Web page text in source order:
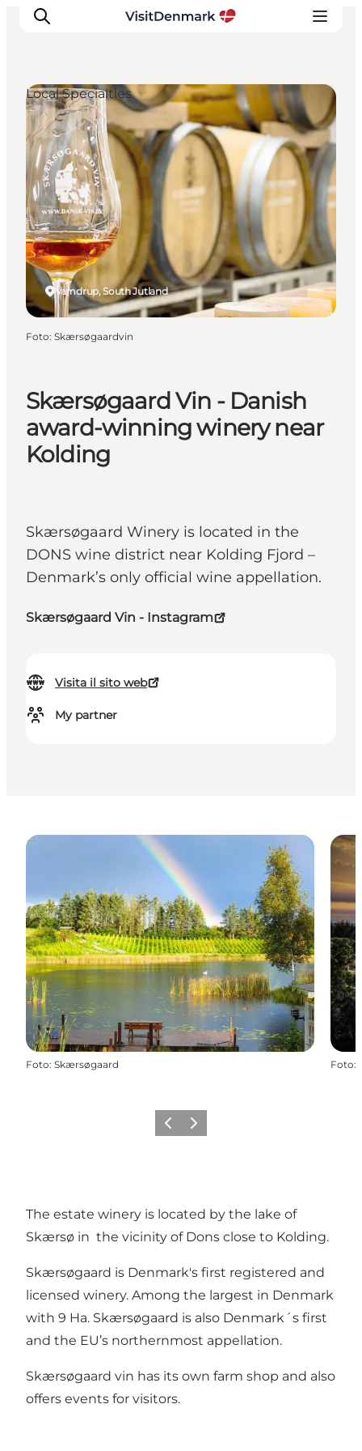
Ispirazioni
Dove andare
Cosa fare
Dove dormire
Pianifica il viaggio
Skærsøgaard Vin - Danish
award-winning winery near
Kolding
Skærsøgaard Winery is located in the
DONS wine district near Kolding Fjord –
Denmark’s only official wine appellation.
Skærsøgaard Vin - Instagram
Visita il sito web
My partner
Vamdrup, South Jutland
Local Specialties
Foto: Skærsøgaardvin
Foto: Skærsøgaard Foto:
Precedente
Avanti
The estate winery is located by the lake of
Skærsø in the vicinity of Dons close to Kolding.
Skærsøgaard is Denmark's first registered and
licensed winery. Among the largest in Denmark
with 9 Ha. Skærsøgaard is also Denmark´s first
and the EU’s northernmost appellation.
Skærsøgaard vin has its own farm shop and also
offers events for visitors.